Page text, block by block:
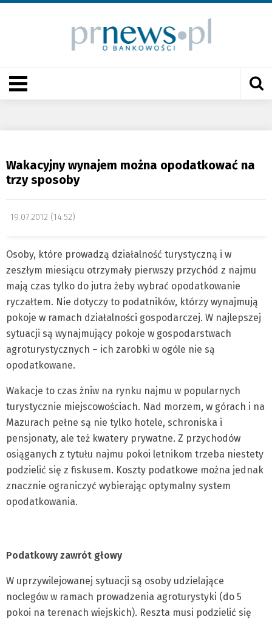
Wakacyjny wynajem można opodatkować na
trzy sposoby
19.07.2012 (14:52)
Osoby, które prowadzą działalność turystyczną i w
zeszłym miesiącu otrzymały pierwszy przychód z najmu
mają czas tylko do jutra żeby wybrać opodatkowanie
ryczałtem. Nie dotyczy to podatników, którzy wynajmują
pokoje w ramach działalności gospodarczej. W najlepszej
sytuacji są wynajmujący pokoje w gospodarstwach
agroturystycznych – ich zarobki w ogóle nie są
opodatkowane.
Wakacje to czas żniw na rynku najmu w popularnych
turystycznie miejscowościach. Nad morzem, w górach i na
Mazurach pełne są nie tylko hotele, schroniska i
pensjonaty, ale też kwatery prywatne. Z przychodów
osiąganych z tytułu najmu pokoi letnikom trzeba niestety
podzielić się z fiskusem. Koszty podatkowe można jednak
znacznie ograniczyć wybierając optymalny system
opodatkowania.
Podatkowy zawrót głowy
W uprzywilejowanej sytuacji są osoby udzielające
noclegów w ramach prowadzenia agroturystyki (do 5
pokoi na terenach wiejskich). Reszta musi podzielić się